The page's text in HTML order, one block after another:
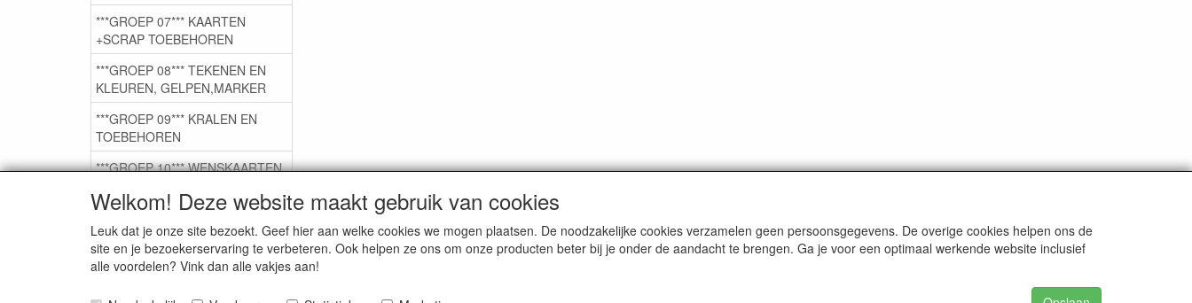
Welkom! Deze website maakt gebruik van cookies
Leuk dat je onze site bezoekt. Geef hier aan welke cookies we mogen plaatsen. De noodzakelijke cookies verzamelen geen persoonsgegevens. De overige cookies helpen ons de
site en je bezoekerservaring te verbeteren. Ook helpen ze ons om onze producten beter bij je onder de aandacht te brengen. Ga je voor een optimaal werkende website inclusief
alle voordelen? Vink dan alle vakjes aan!
***GROEP 07*** KAARTEN
+SCRAP TOEBEHOREN
***GROEP 08*** TEKENEN EN
KLEUREN, GELPEN,MARKER
***GROEP 09*** KRALEN EN
TOEBEHOREN
***GROEP 10*** WENSKAARTEN
Service
Artikelgroepen